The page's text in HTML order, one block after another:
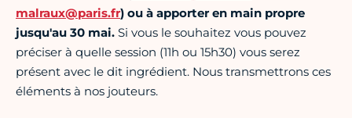
malraux@paris.fr) ou à apporter en main propre
jusqu'au 30 mai. Si vous le souhaitez vous pouvez
préciser à quelle session (11h ou 15h30) vous serez
présent avec le dit ingrédient. Nous transmettrons ces
éléments à nos jouteurs.